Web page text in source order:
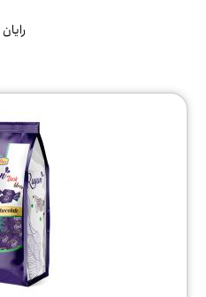
رایان